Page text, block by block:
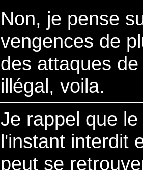
Non, je pense
vengences de
des attaques
illégal, voila.
Je rappel que
l'instant interdit
peut se